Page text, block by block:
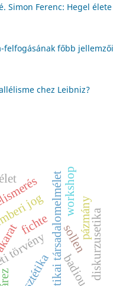
Simon Ferenc: Hegel élete
felfogásának főbb jellemzői
chez Leibniz?
esztétikakritikai társadalomelmélet
jog
törvény sollen
pázmánydiskurzusetika
workshop
fichte
badiou